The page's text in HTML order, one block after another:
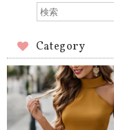
Category